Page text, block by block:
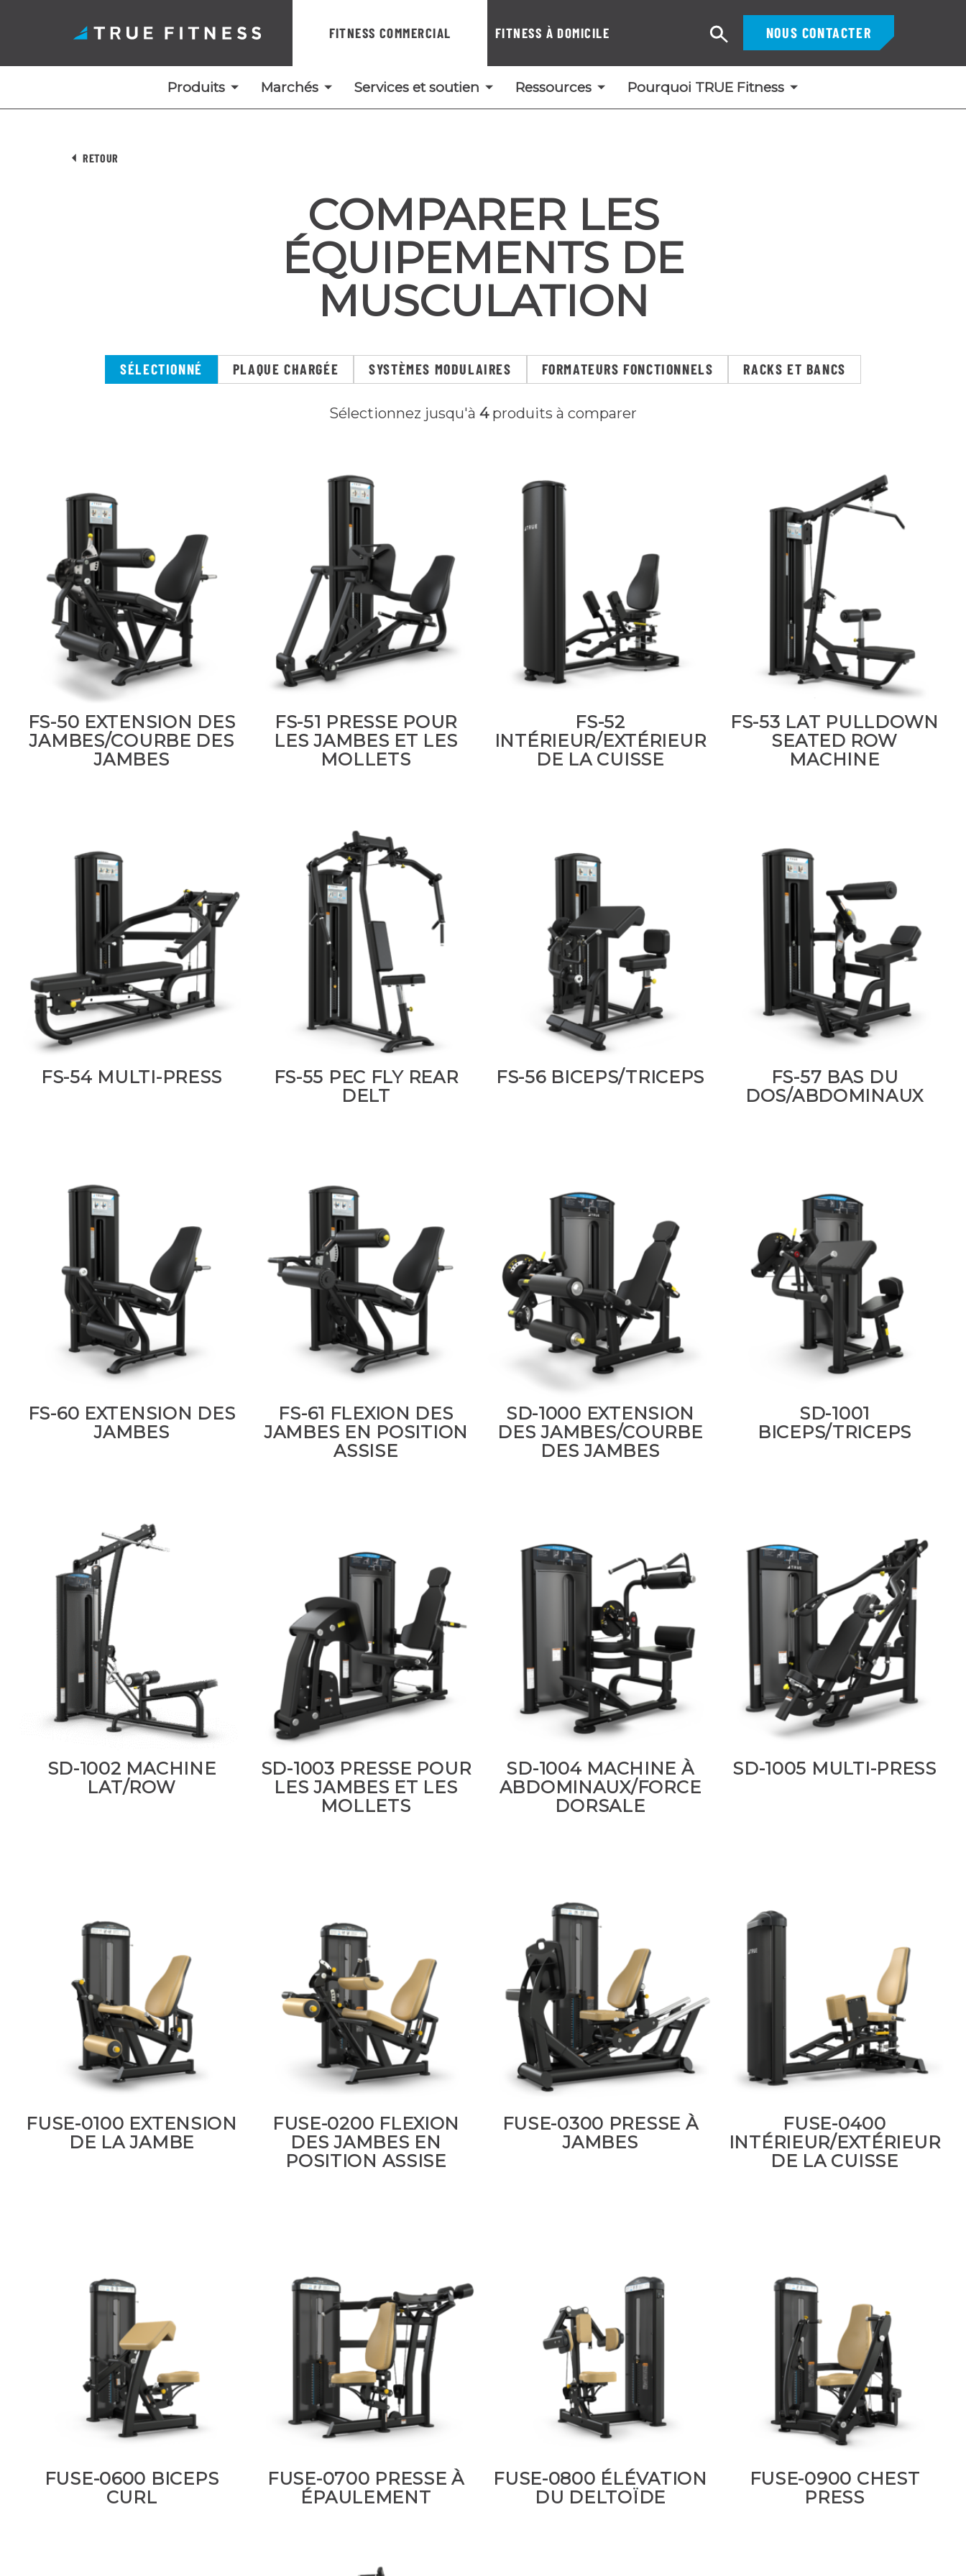
FITNESS COMMERCIAL FITNESS À DOMICILE
Produits Marchés Services et soutien Ressources Pourquoi TRUE Fitness
NOUS CONTACTER
Recherche
RETOUR
COMPARER LES
ÉQUIPEMENTS DE
MUSCULATION
SÉLECTIONNÉ PLAQUE CHARGÉE SYSTÈMES MODULAIRES FORMATEURS FONCTIONNELS RACKS ET BANCS
Sélectionnez jusqu'à 4produits à comparer
FS-50 EXTENSION DES
JAMBES/COURBE DES
JAMBES
FS-51 PRESSE POUR
LES JAMBES ET LES
MOLLETS
FS-52
INTÉRIEUR/EXTÉRIEUR
DE LA CUISSE
FS-53 LAT PULLDOWN
SEATED ROW
MACHINE
FS-54 MULTI-PRESS
FS-55 PEC FLY REAR
DELT
FS-56 BICEPS/TRICEPS
FS-57 BAS DU
DOS/ABDOMINAUX
FS-60 EXTENSION DES
JAMBES
FS-61 FLEXION DES
JAMBES EN POSITION
ASSISE
SD-1000 EXTENSION
DES JAMBES/COURBE
DES JAMBES
SD-1001
BICEPS/TRICEPS
SD-1002 MACHINE
LAT/ROW
SD-1003 PRESSE POUR
LES JAMBES ET LES
MOLLETS
SD-1004 MACHINE À
ABDOMINAUX/FORCE
DORSALE
SD-1005 MULTI-PRESS
FUSE-0100 EXTENSION
DE LA JAMBE
FUSE-0200 FLEXION
DES JAMBES EN
POSITION ASSISE
FUSE-0300 PRESSE À
JAMBES
FUSE-0400
INTÉRIEUR/EXTÉRIEUR
DE LA CUISSE
FUSE-0600 BICEPS
CURL
FUSE-0700 PRESSE À
ÉPAULEMENT
FUSE-0800 ÉLÉVATION
DU DELTOÏDE
FUSE-0900 CHEST
PRESS